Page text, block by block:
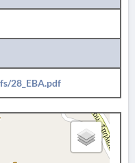
28_EBA.pdf